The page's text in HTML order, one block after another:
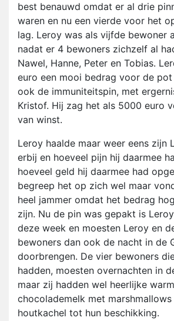
best benauwd omdat er al drie
waren en nu een vierde voor het
lag. Leroy was als vijfde bewoner
nadat er 4 bewoners zichzelf al
Nawel, Hanne, Peter en Tobias.
euro een mooi bedrag voor de
ook de immuniteitspin, met
Kristof. Hij zag het als 5000 euro
van winst.
Leroy haalde maar weer eens zijn
erbij en hoeveel pijn hij daarmee
hoeveel geld hij daarmee had
begreep het op zich wel maar
heel jammer omdat het bedrag
zijn. Nu de pin was gepakt is
deze week en moesten Leroy en
bewoners dan ook de nacht in de
doorbrengen. De vier bewoners
hadden, moesten overnachten in
maar zij hadden wel heerlijke
chocolademelk met marshmallows
houtkachel tot hun beschikking.